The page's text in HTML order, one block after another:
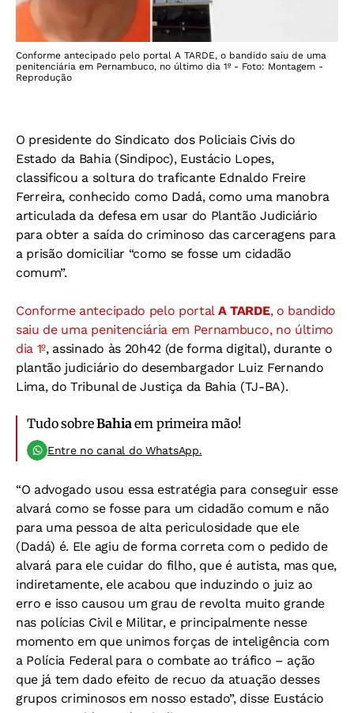
Conforme antecipado pelo portal A TARDE, o bandido saiu de uma
penitenciária em Pernambuco, no último dia 1º - Foto: Montagem -
Reprodução
O presidente do Sindicato dos Policiais Civis do
Estado da Bahia (Sindipoc), Eustácio Lopes,
classificou a soltura do traficante Ednaldo Freire
Ferreira, conhecido como Dadá, como uma manobra
articulada da defesa em usar do Plantão Judiciário
para obter a saída do criminoso das carceragens para
a prisão domiciliar “como se fosse um cidadão
comum”.
Conforme antecipado pelo portal A TARDE, o bandido
saiu de uma penitenciária em Pernambuco, no último
dia 1º, assinado às 20h42 (de forma digital), durante o
plantão judiciário do desembargador Luiz Fernando
Lima, do Tribunal de Justiça da Bahia (TJ-BA).
Tudo sobreBahiaem primeira mão!
Entre no canal do WhatsApp.
“O advogado usou essa estratégia para conseguir esse
alvará como se fosse para um cidadão comum e não
para uma pessoa de alta periculosidade que ele
(Dadá) é. Ele agiu de forma correta com o pedido de
alvará para ele cuidar do filho, que é autista, mas que,
indiretamente, ele acabou que induzindo o juiz ao
erro e isso causou um grau de revolta muito grande
nas polícias Civil e Militar, e principalmente nesse
momento em que unimos forças de inteligência com
a Polícia Federal para o combate ao tráfico – ação
que já tem dado efeito de recuo da atuação desses
grupos criminosos em nosso estado”, disse Eustácio